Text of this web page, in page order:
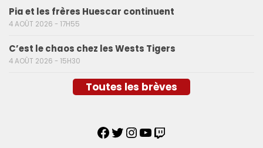
Pia et les frères Huescar continuent
4 AOÛT 2026 - 17H55
C’est le chaos chez les Wests Tigers
4 AOÛT 2026 - 15H30
Toutes les brèves